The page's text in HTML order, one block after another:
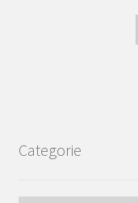
Categorie